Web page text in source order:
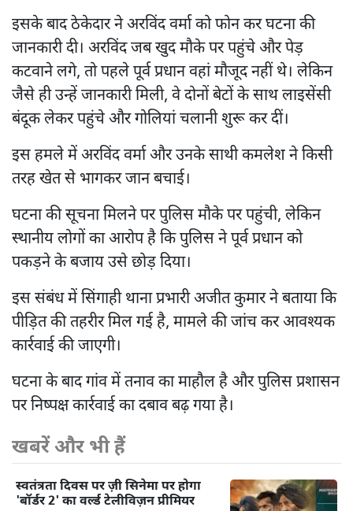
इसके बाद ठेकेदार ने अरविंद वर्मा को फोन कर घटना की
जानकारी दी। अरविंद जब खुद मौके पर पहुंचे और पेड़
कटवाने लगे, तो पहले पूर्व प्रधान वहां मौजूद नहीं थे। लेकिन
जैसे ही उन्हें जानकारी मिली, वे दोनों बेटों के साथ लाइसेंसी
बंदूक लेकर पहुंचे और गोलियां चलानी शुरू कर दीं।
इस हमले में अरविंद वर्मा और उनके साथी कमलेश ने किसी
तरह खेत से भागकर जान बचाई।
घटना की सूचना मिलने पर पुलिस मौके पर पहुंची, लेकिन
स्थानीय लोगों का आरोप है कि पुलिस ने पूर्व प्रधान को
पकड़ने के बजाय उसे छोड़ दिया।
इस संबंध में सिंगाही थाना प्रभारी अजीत कुमार ने बताया कि
पीड़ित की तहरीर मिल गई है, मामले की जांच कर आवश्यक
कार्रवाई की जाएगी।
घटना के बाद गांव में तनाव का माहौल है और पुलिस प्रशासन
पर निष्पक्ष कार्रवाई का दबाव बढ़ गया है।
खबरें और भी हैं
स्वतंत्रता दिवस पर ज़ी सिनेमा पर होगा
'बॉर्डर 2' का वर्ल्ड टेलीविज़न प्रीमियर